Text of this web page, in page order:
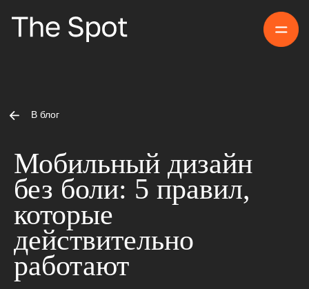
Мобильный дизайн
без боли: 5 правил,
которые
действительно
работают